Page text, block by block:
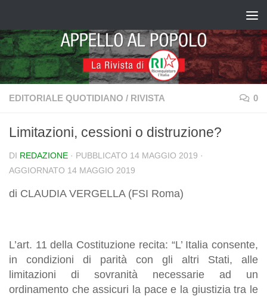
EDITORIALE QUOTIDIANO / RIVISTA 0
Limitazioni, cessioni o distruzione?
DI REDAZIONE · PUBBLICATO 14 MAGGIO 2019 ·
AGGIORNATO 14 MAGGIO 2019
di CLAUDIA VERGELLA (FSI Roma)
L’art. 11 della Costituzione recita: “L’ Italia consente,
in condizioni di parità con gli altri Stati, alle
limitazioni di sovranità necessarie ad un
ordinamento che assicuri la pace e la giustizia tra le